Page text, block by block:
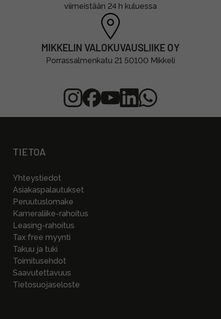
viimeistään 24 h kuluessa
MIKKELIN VALOKUVAUSLIIKE OY
Porrassalmenkatu 21 50100 Mikkeli
TIETOA
Yhteystiedot
Asiakaspalautukset
Peruutuslomake
Kameraliike-rahoitus
Leasing-rahoitus
Tax free myynti
Takuu ja tuki
Toimitusehdot
Saavutettavuus
Tietosuojaseloste